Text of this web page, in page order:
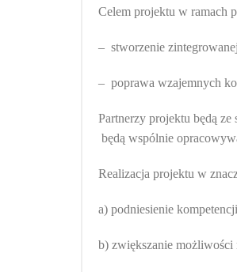
Celem projektu w ramach
– stworzenie
– poprawa wzajemnych
Partnerzy projektu będą ze
będą wspólnie
Realizacja projektu w
a) podniesienie
b) zwiększanie możliwości